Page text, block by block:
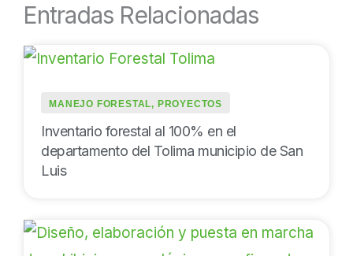
Entradas Relacionadas
Inventario forestal al 100% en el
departamento del Tolima municipio de San
Luis
MANEJO FORESTAL, PROYECTOS